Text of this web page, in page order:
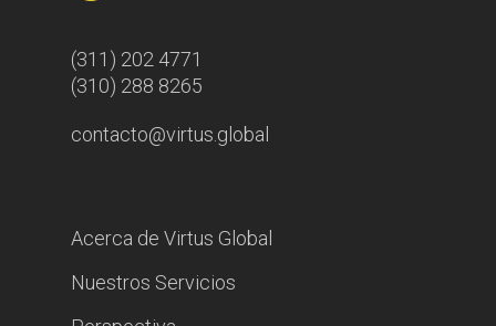
(311) 202 4771
(310) 288 8265
contacto@virtus.global
Acerca de Virtus Global
Nuestros Servicios